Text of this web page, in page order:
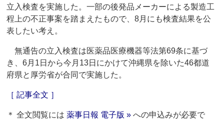
立入検査を実施した。一部の後発品メーカーによる製造工
程上の不正事案を踏まえたもので、8月にも検査結果を公
表したい考え。
無通告の立入検査は医薬品医療機器等法第69条に基づ
き、6月1日から今月13日にかけて沖縄県を除いた46都道
府県と厚労省が合同で実施した。
［ 記事全文 ］
＊ 全文閲覧には薬事日報 電子版 » への申込みが必要で